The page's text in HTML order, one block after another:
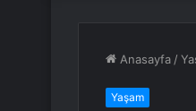
Anasayfa /
Yaşam